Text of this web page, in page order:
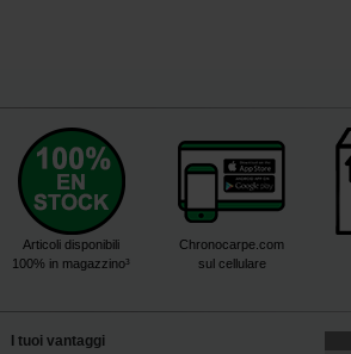
Articoli disponibili
100% in magazzino³
Chronocarpe.com
sul cellulare
I tuoi vantaggi